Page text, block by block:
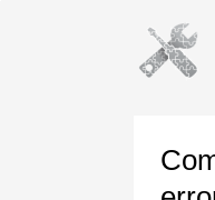
Instructions